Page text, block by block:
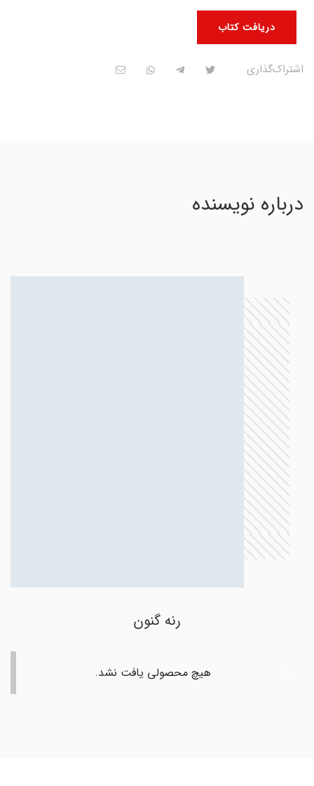
دریافت کتاب
اشتراک‌گذاری
درباره نویسنده
رنه گنون
هیچ محصولی یافت نشد.